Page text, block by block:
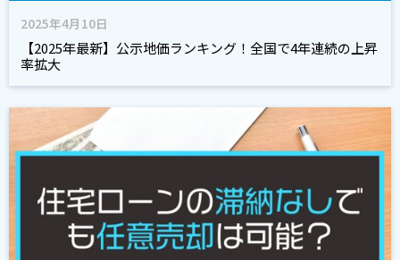
2025年4月10日
【2025年最新】公示地価ランキング！全国で4年連続の上昇
率拡大